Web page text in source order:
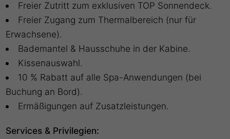
Freier Zutritt zum exklusiven TOP Sonnendeck.
Freier Zugang zum Thermalbereich (nur für
Erwachsene).
Bademantel & Hausschuhe in der Kabine.
Kissenauswahl.
10 % Rabatt auf alle Spa-Anwendungen (bei
Buchung an Bord).
Ermäßigungen auf Zusatzleistungen.
Services & Privilegien: